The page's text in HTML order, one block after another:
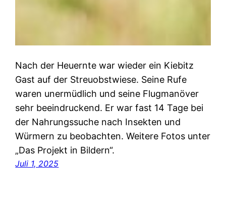
Nach der Heuernte war wieder ein Kiebitz
Gast auf der Streuobstwiese. Seine Rufe
waren unermüdlich und seine Flugmanöver
sehr beeindruckend. Er war fast 14 Tage bei
der Nahrungssuche nach Insekten und
Würmern zu beobachten. Weitere Fotos unter
„Das Projekt in Bildern“.
Juli 1, 2025